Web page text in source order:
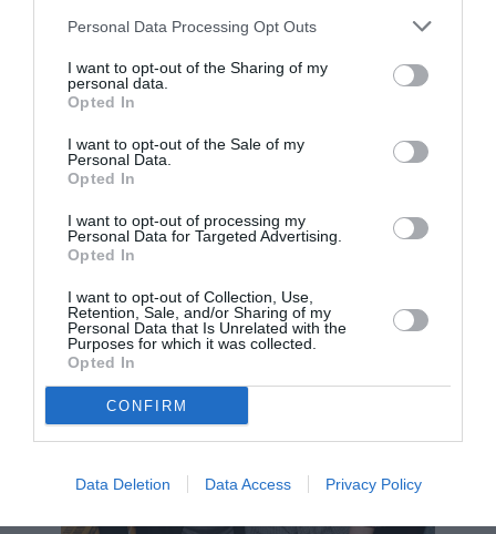
Personal Data Processing Opt Outs
I want to opt-out of the Sharing of my
personal data.
Opted In
I want to opt-out of the Sale of my
Personal Data.
Opted In
I want to opt-out of processing my
Personal Data for Targeted Advertising.
Opted In
I want to opt-out of Collection, Use,
Retention, Sale, and/or Sharing of my
Personal Data that Is Unrelated with the
Purposes for which it was collected.
Opted In
CONFIRM
Data Deletion Data Access Privacy Policy
υπάρχει επίσημη επιβεβαίωση.
Ολοκλήρωσε την εμφάνιση με μεγάλους κρίκους,
γόβες.